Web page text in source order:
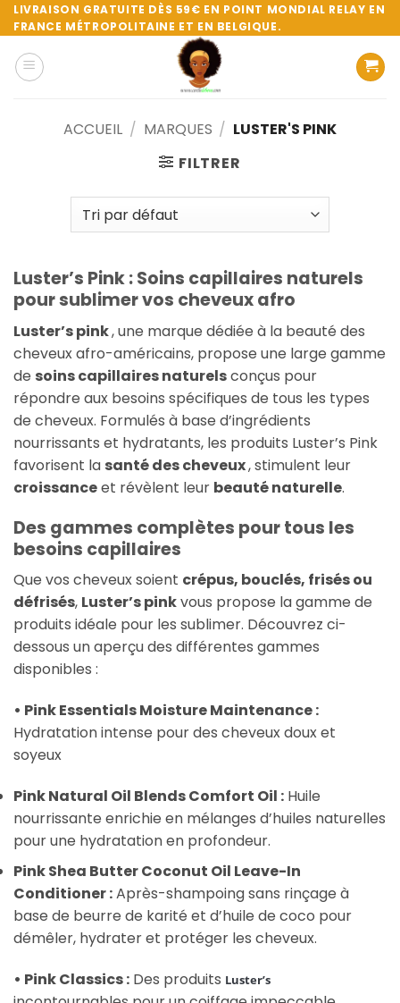
Passer
au
contenu
LIVRAISON GRATUITE DÈS 59€ EN POINT MONDIAL RELAY EN
FRANCE MÉTROPOLITAINE ET EN BELGIQUE.
ACCUEIL / MARQUES / LUSTER'S PINK
FILTRER
Luster’s Pink : Soins capillaires naturels
pour sublimer vos cheveux afro
Luster’s pink, une marque dédiée à la beauté des
cheveux afro-américains, propose une large gamme
de soins capillaires naturelsconçus pour
répondre aux besoins spécifiques de tous les types
de cheveux. Formulés à base d’ingrédients
nourrissants et hydratants, les produits Luster’s Pink
favorisent la santé des cheveux, stimulent leur
croissanceet révèlent leur beauté naturelle.
Des gammes complètes pour tous les
besoins capillaires
Que vos cheveux soient crépus, bouclés, frisés ou
défrisés, Luster’s pinkvous propose la gamme de
produits idéale pour les sublimer. Découvrez ci-
dessous un aperçu des différentes gammes
disponibles :
• Pink Essentials Moisture Maintenance :
Hydratation intense pour des cheveux doux et
soyeux
Pink Natural Oil Blends Comfort Oil : Huile
nourrissante enrichie en mélanges d’huiles naturelles
pour une hydratation en profondeur.
Pink Shea Butter Coconut Oil Leave-In
Conditioner :Après-shampoing sans rinçage à
base de beurre de karité et d’huile de coco pour
démêler, hydrater et protéger les cheveux.
• Pink Classics : Des produits Luster’s